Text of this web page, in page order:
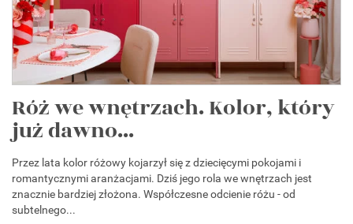
Róż we wnętrzach. Kolor, który
już dawno...
Przez lata kolor różowy kojarzył się z dziecięcymi pokojami i
romantycznymi aranżacjami. Dziś jego rola we wnętrzach jest
znacznie bardziej złożona. Współczesne odcienie różu - od
subtelnego...